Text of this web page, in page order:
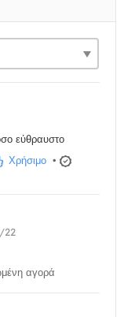
εύθραυστο
Χρήσιμο •
22
αγορά